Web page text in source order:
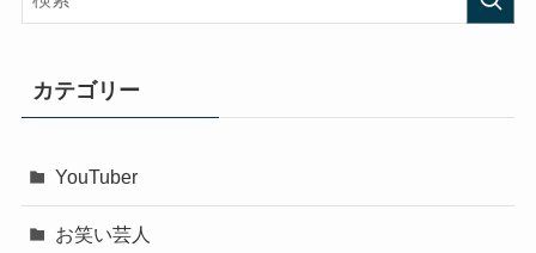
カテゴリー
YouTuber
お笑い芸人